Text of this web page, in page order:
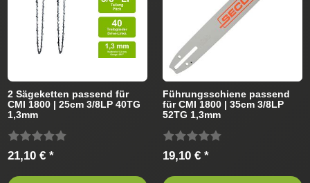
2 Sägeketten passend für
CMI 1800 | 25cm 3/8LP 40TG
1,3mm
21,10 € *
Führungsschiene passend
für CMI 1800 | 35cm 3/8LP
52TG 1,3mm
19,10 € *